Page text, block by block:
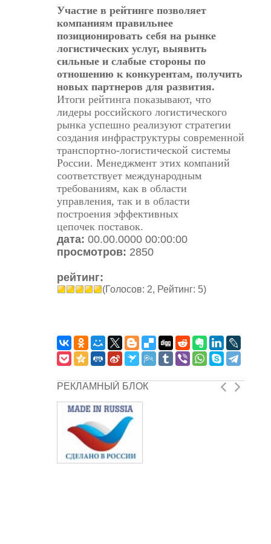
Участие в рейтинге позволяет
компаниям правильнее
позиционировать себя на рынке
логистических услуг, выявить
сильные и слабые стороны по
отношению к конкурентам, получить
новых партнеров для развития.
Итоги рейтинга показывают, что
лидеры российского логистического
рынка успешно реализуют стратегии
создания инфраструктуры современной
транспортно-логистической системы
России. Менеджмент этих компаний
соответствует международным
требованиям, как в области
управления, так и в области
построения эффективных
цепочек поставок.
дата: 00.00.0000 00:00:00
просмотров: 2850
рейтинг:
(Голосов: 2, Рейтинг: 5)
РЕКЛАМНЫЙ БЛОК